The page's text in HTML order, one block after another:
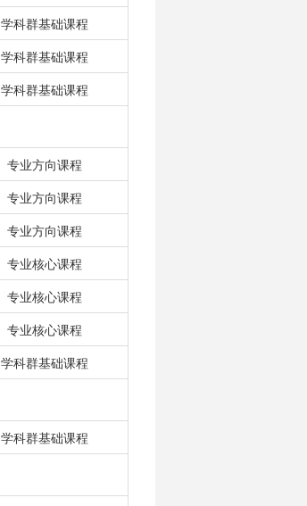
学科群基础课程
学科群基础课程
学科群基础课程
专业方向课程
专业方向课程
专业方向课程
专业核心课程
专业核心课程
专业核心课程
学科群基础课程
学科群基础课程